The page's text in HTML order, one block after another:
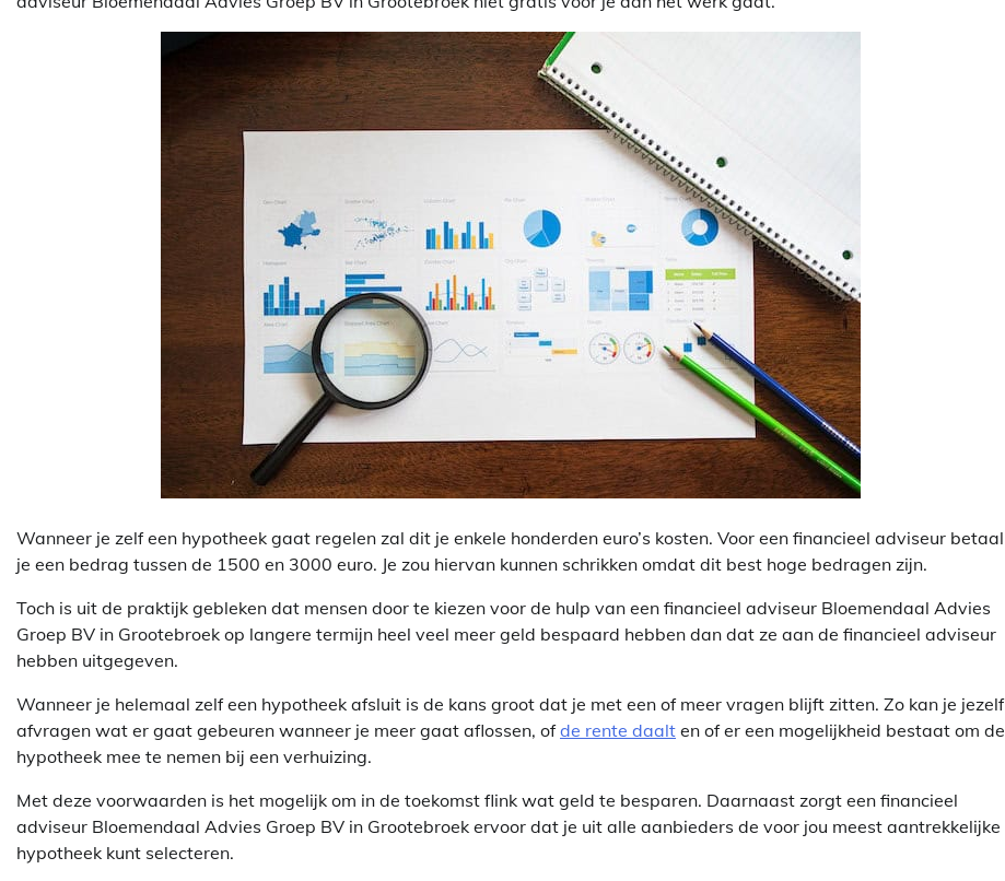
Wanneer je zelf een hypotheek gaat regelen zal dit je enkele honderden euro’s kosten. Voor een financieel adviseur betaal
je een bedrag tussen de 1500 en 3000 euro. Je zou hiervan kunnen schrikken omdat dit best hoge bedragen zijn.
Toch is uit de praktijk gebleken dat mensen door te kiezen voor de hulp van een financieel adviseur Bloemendaal Advies
Groep BV in Grootebroek op langere termijn heel veel meer geld bespaard hebben dan dat ze aan de financieel adviseur
hebben uitgegeven.
Wanneer je helemaal zelf een hypotheek afsluit is de kans groot dat je met een of meer vragen blijft zitten. Zo kan je jezelf
afvragen wat er gaat gebeuren wanneer je meer gaat aflossen, ofde rente daalt en of er een mogelijkheid bestaat om de
hypotheek mee te nemen bij een verhuizing.
Met deze voorwaarden is het mogelijk om in de toekomst flink wat geld te besparen. Daarnaast zorgt een financieel
adviseur Bloemendaal Advies Groep BV in Grootebroek ervoor dat je uit alle aanbieders de voor jou meest aantrekkelijke
hypotheek kunt selecteren.